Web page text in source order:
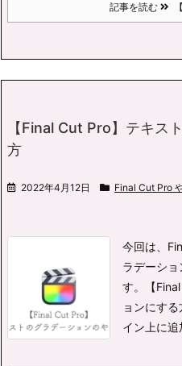
記事を読む
【Final Cut Pro】テキス
方
2022年4月12日 Final Cut Pro
今回は、
ラデーシ
す。
【
ョンにする
イン上に